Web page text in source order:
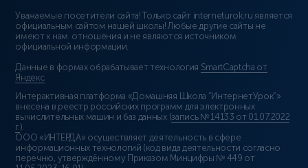
Уважаемые посетители сайта! Только сайт interneturok.ru является
официальным сайтом нашей школы! Любые другие сайты не
имеют к нам отношения и не являются источником
официальной информации.
Данные в формах обрабатывает технология SmartCaptcha от
Яндекс
Интерактивная платформа «Домашняя Школа “ИнтернетУрок”»
внесена в реестр российских программ для электронных
вычислительных машин и баз данных (запись № 14133 от 01.07.2022
г. ).
ООО «ИНТЕРДА» осуществляет деятельность в сфере
информационных технологий (код вида деятельности согласно
перечню, утверждённому Приказом Минцифры № 449 от